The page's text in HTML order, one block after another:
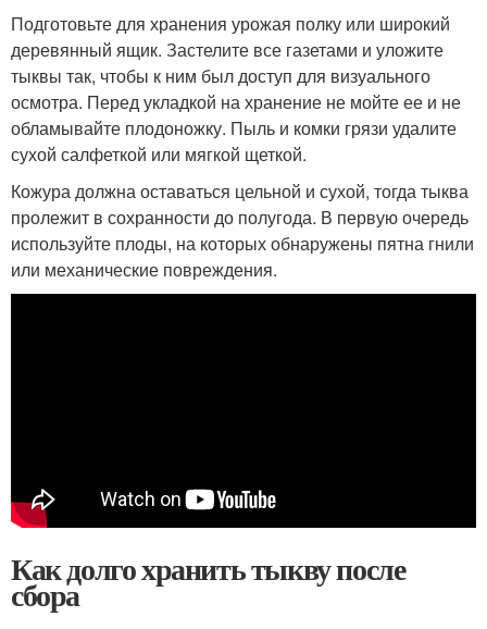
Подготовьте для хранения урожая полку или широкий
деревянный ящик. Застелите все газетами и уложите
тыквы так, чтобы к ним был доступ для визуального
осмотра. Перед укладкой на хранение не мойте ее и не
обламывайте плодоножку. Пыль и комки грязи удалите
сухой салфеткой или мягкой щеткой.
Кожура должна оставаться цельной и сухой, тогда тыква
пролежит в сохранности до полугода. В первую очередь
используйте плоды, на которых обнаружены пятна гнили
или механические повреждения.
Как долго хранить тыкву после
сбора